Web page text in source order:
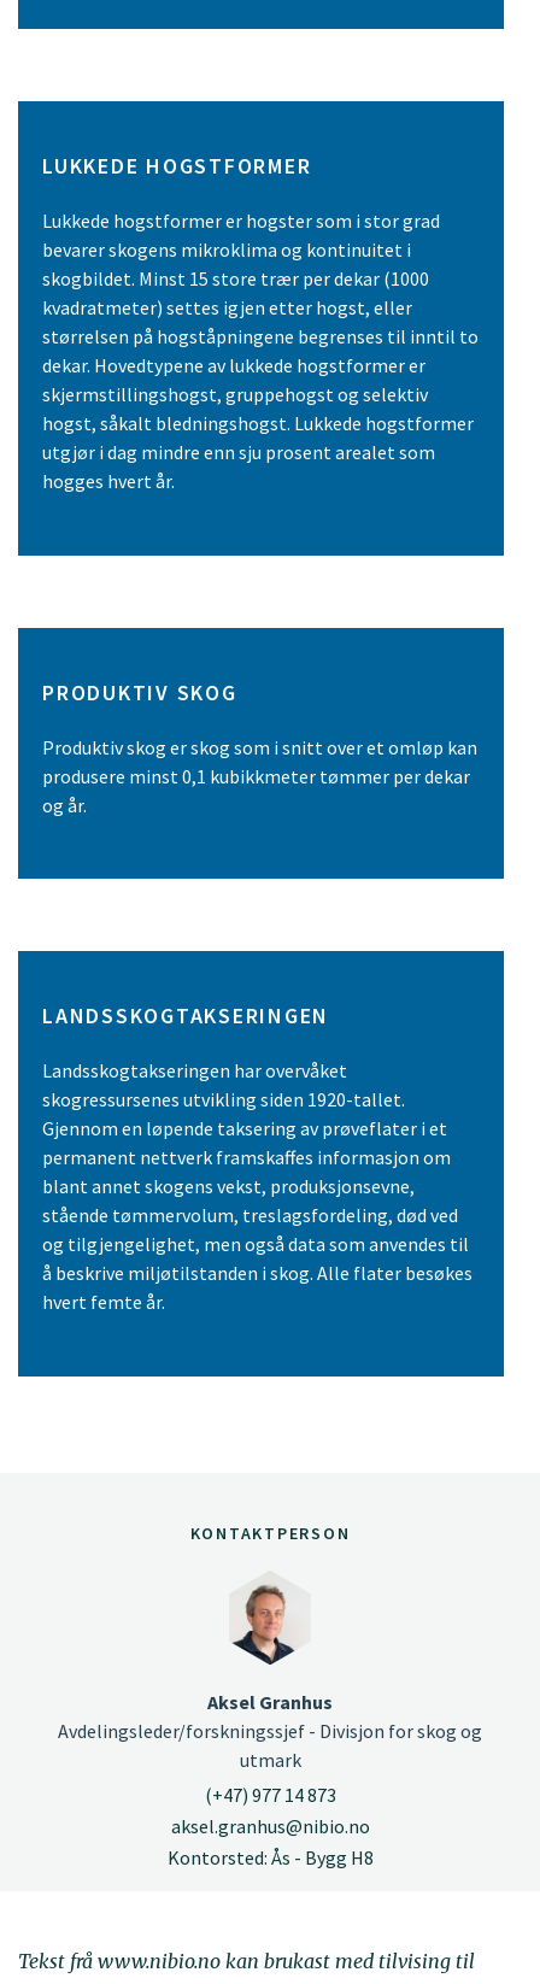
LUKKEDE HOGSTFORMER
Lukkede hogstformer er hogster som i stor grad
bevarer skogens mikroklima og kontinuitet i
skogbildet. Minst 15 store trær per dekar (1000
kvadratmeter) settes igjen etter hogst, eller
størrelsen på hogståpningene begrenses til inntil to
dekar. Hovedtypene av lukkede hogstformer er
skjermstillingshogst, gruppehogst og selektiv
hogst, såkalt bledningshogst. Lukkede hogstformer
utgjør i dag mindre enn sju prosent arealet som
hogges hvert år.
PRODUKTIV SKOG
Produktiv skog er skog som i snitt over et omløp kan
produsere minst 0,1 kubikkmeter tømmer per dekar
og år.
LANDSSKOGTAKSERINGEN
Landsskogtakseringen har overvåket
skogressursenes utvikling siden 1920-tallet.
Gjennom en løpende taksering av prøveflater i et
permanent nettverk framskaffes informasjon om
blant annet skogens vekst, produksjonsevne,
stående tømmervolum, treslagsfordeling, død ved
og tilgjengelighet, men også data som anvendes til
å beskrive miljøtilstanden i skog. Alle flater besøkes
hvert femte år.
KONTAKTPERSON
Aksel Granhus
Avdelingsleder/forskningssjef - Divisjon for skog og
utmark
(+47) 977 14 873
aksel.granhus@nibio.no
Kontorsted: Ås - Bygg H8
Tekst frå www.nibio.no kan brukast med tilvising til